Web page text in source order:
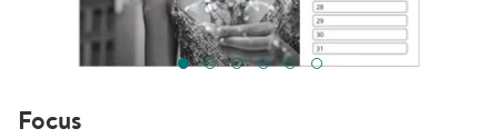
Focus